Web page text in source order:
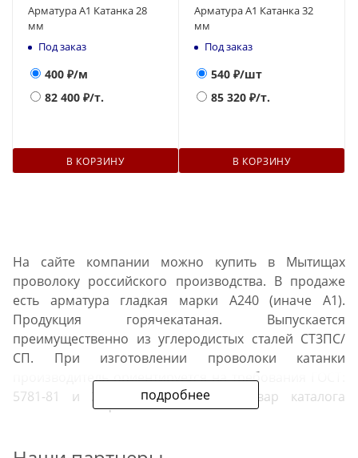
Арматура А1 Катанка 28
мм
Под заказ
400 ₽/м
82 400 ₽/т.
В КОРЗИНУ
Арматура А1 Катанка 32
мм
Под заказ
540 ₽/шт
85 320 ₽/т.
В КОРЗИНУ
подробнее
На сайте компании можно купить в Мытищах
проволоку российского производства. В продаже
есть арматура гладкая марки А240 (иначе А1).
Продукция горячекатаная. Выпускается
преимущественно из углеродистых сталей СТ3ПС/
СП. При изготовлении проволоки катанки
производитель ориентируется на требования ГОСТ:
5781-81 и 34028-2016. На весь товар каталога
имеются сертификаты.